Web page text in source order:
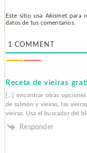
Este sitio usa Akismet para
datos de tus comentarios.
1 COMMENT
Receta de vieiras
[…] encontrar otras
de salmón y vieiras, las
vieiras. Usa el buscador del
Responder